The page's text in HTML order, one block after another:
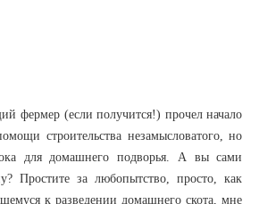
фермер (если получится!) прочел начало
строительства незамысловатого, но
для домашнего подворья. А вы сами
Простите за любопытство, просто, как
к разведении домашнего скота, мне